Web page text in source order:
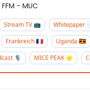
- MUC
Stream TV 📺 Whitepaper
Frankreich 🇫🇷 Uganda 🇺🇬
🎙 MICE PEAK 🌟